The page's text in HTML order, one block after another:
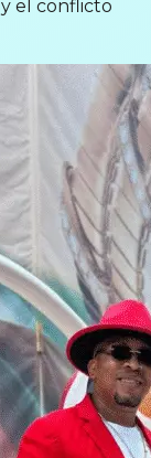
el conflicto